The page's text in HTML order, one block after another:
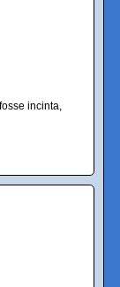
incinta,